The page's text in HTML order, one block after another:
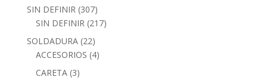
SIN DEFINIR (307)
SIN DEFINIR (217)
SOLDADURA (22)
ACCESORIOS (4)
CARETA (3)